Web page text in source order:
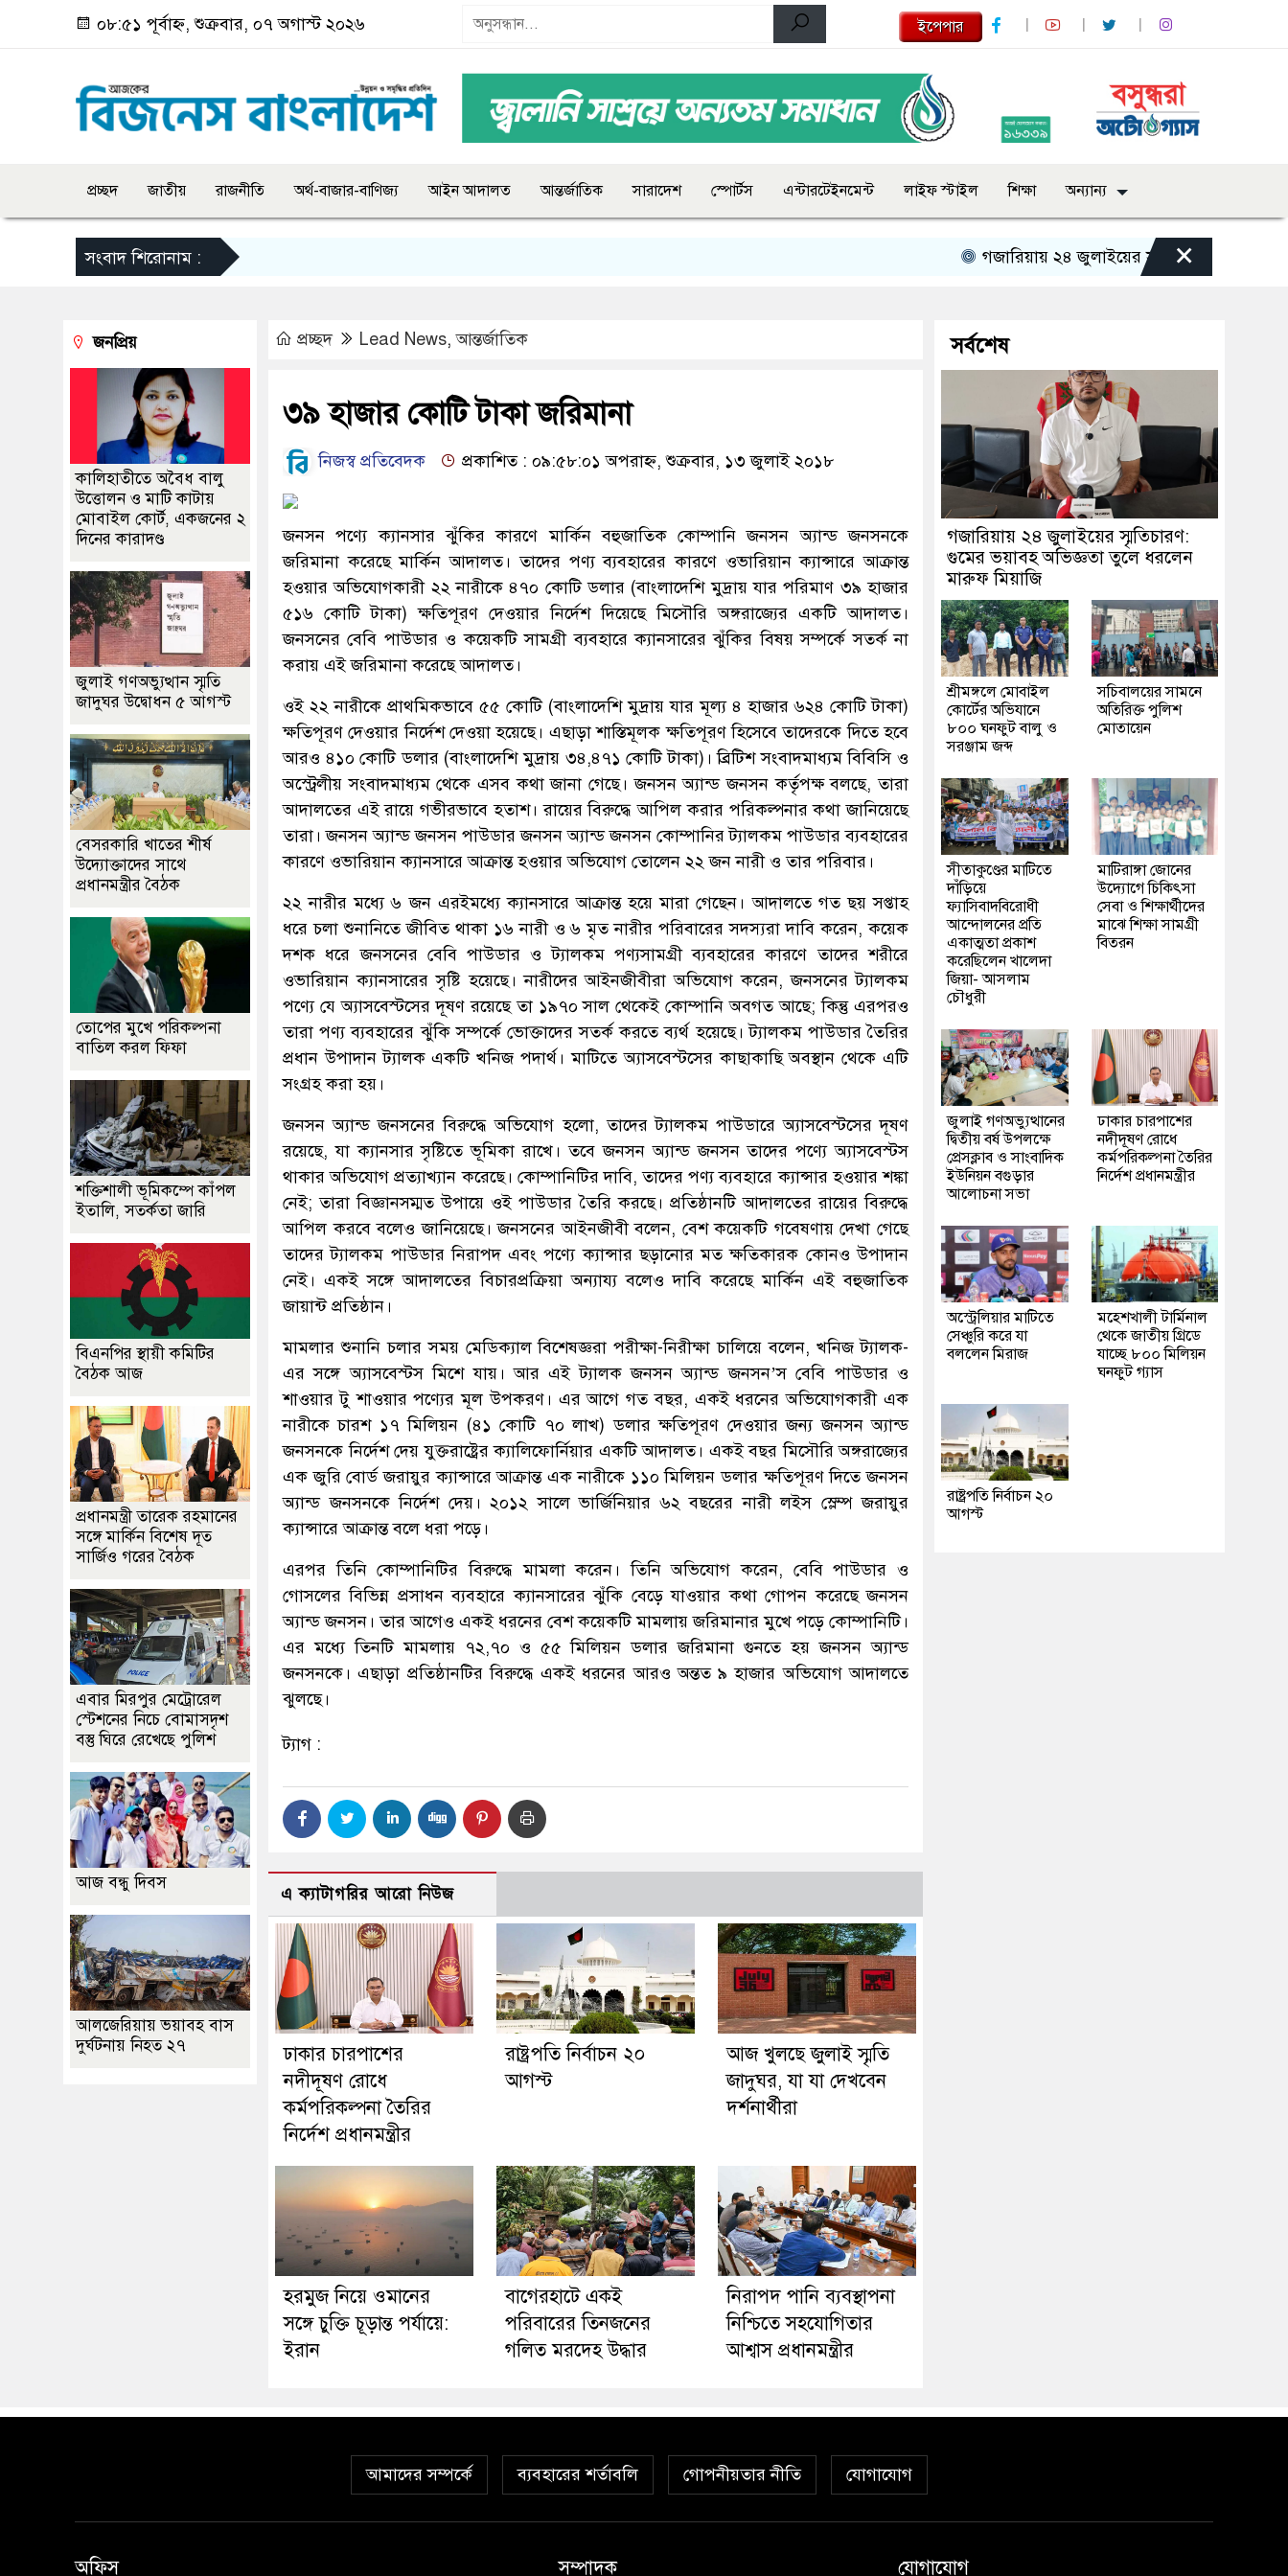
০৮:৫১ পূর্বাহ্ন, শুক্রবার, ০৭ অগাস্ট ২০২৬ ইপেপার
প্রচ্ছদ জাতীয় রাজনীতি অর্থ-বাজার-বাণিজ্য আইন আদালত আন্তর্জাতিক সারাদেশ স্পোর্টস এন্টারটেইনমেন্ট লাইফ স্টাইল শিক্ষা অন্যান্য
সংবাদ শিরোনাম : গজারিয়ায় ২৪ জুলাইয়ের স্মৃতিচারণ: গুমের ভয়াবহ
×
প্রচ্ছদ Lead News,আন্তর্জাতিক
৩৯ হাজার কোটি টাকা জরিমানা
নিজস্ব প্রতিবেদক প্রকাশিত : ০৯:৫৮:০১ অপরাহ্ন, শুক্রবার, ১৩ জুলাই ২০১৮
জনসন পণ্যে ক্যানসার ঝুঁকির কারণে মার্কিন বহুজাতিক কোম্পানি জনসন অ্যান্ড জনসনকে
জরিমানা করেছে মার্কিন আদালত। তাদের পণ্য ব্যবহারের কারণে ওভারিয়ান ক্যান্সারে আক্রান্ত
হওয়ার অভিযোগকারী ২২ নারীকে ৪৭০ কোটি ডলার (বাংলাদেশি মুদ্রায় যার পরিমাণ ৩৯ হাজার
৫১৬ কোটি টাকা) ক্ষতিপূরণ দেওয়ার নির্দেশ দিয়েছে মিসৌরি অঙ্গরাজ্যের একটি আদালত।
জনসনের বেবি পাউডার ও কয়েকটি সামগ্রী ব্যবহারে ক্যানসারের ঝুঁকির বিষয় সম্পর্কে সতর্ক না
করায় এই জরিমানা করেছে আদালত।
ওই ২২ নারীকে প্রাথমিকভাবে ৫৫ কোটি (বাংলাদেশি মুদ্রায় যার মূল্য ৪ হাজার ৬২৪ কোটি টাকা)
ক্ষতিপূরণ দেওয়ার নির্দেশ দেওয়া হয়েছে। এছাড়া শাস্তিমূলক ক্ষতিপূরণ হিসেবে তাদেরকে দিতে হবে
আরও ৪১০ কোটি ডলার (বাংলাদেশি মুদ্রায় ৩৪,৪৭১ কোটি টাকা)। ব্রিটিশ সংবাদমাধ্যম বিবিসি ও
অস্ট্রেলীয় সংবাদমাধ্যম থেকে এসব কথা জানা গেছে। জনসন অ্যান্ড জনসন কর্তৃপক্ষ বলছে, তারা
আদালতের এই রায়ে গভীরভাবে হতাশ। রায়ের বিরুদ্ধে আপিল করার পরিকল্পনার কথা জানিয়েছে
তারা। জনসন অ্যান্ড জনসন পাউডার জনসন অ্যান্ড জনসন কোম্পানির ট্যালকম পাউডার ব্যবহারের
কারণে ওভারিয়ান ক্যানসারে আক্রান্ত হওয়ার অভিযোগ তোলেন ২২ জন নারী ও তার পরিবার।
২২ নারীর মধ্যে ৬ জন এরইমধ্যে ক্যানসারে আক্রান্ত হয়ে মারা গেছেন। আদালতে গত ছয় সপ্তাহ
ধরে চলা শুনানিতে জীবিত থাকা ১৬ নারী ও ৬ মৃত নারীর পরিবারের সদস্যরা দাবি করেন, কয়েক
দশক ধরে জনসনের বেবি পাউডার ও ট্যালকম পণ্যসামগ্রী ব্যবহারের কারণে তাদের শরীরে
ওভারিয়ান ক্যানসারের সৃষ্টি হয়েছে। নারীদের আইনজীবীরা অভিযোগ করেন, জনসনের ট্যালকম
পণ্যে যে অ্যাসবেস্টসের দূষণ রয়েছে তা ১৯৭০ সাল থেকেই কোম্পানি অবগত আছে; কিন্তু এরপরও
তারা পণ্য ব্যবহারের ঝুঁকি সম্পর্কে ভোক্তাদের সতর্ক করতে ব্যর্থ হয়েছে। ট্যালকম পাউডার তৈরির
প্রধান উপাদান ট্যালক একটি খনিজ পদার্থ। মাটিতে অ্যাসবেস্টসের কাছাকাছি অবস্থান থেকে এটি
সংগ্রহ করা হয়।
জনসন অ্যান্ড জনসনের বিরুদ্ধে অভিযোগ হলো, তাদের ট্যালকম পাউডারে অ্যাসবেস্টসের দূষণ
রয়েছে, যা ক্যানসার সৃষ্টিতে ভূমিকা রাখে। তবে জনসন অ্যান্ড জনসন তাদের পণ্যে অ্যাসবেস্টস
থাকার অভিযোগ প্রত্যাখ্যান করেছে। কোম্পানিটির দাবি, তাদের পণ্য ব্যবহারে ক্যান্সার হওয়ার শঙ্কা
নেই; তারা বিজ্ঞানসম্মত উপায়ে ওই পাউডার তৈরি করছে। প্রতিষ্ঠানটি আদালতের রায়ের বিরুদ্ধে
আপিল করবে বলেও জানিয়েছে। জনসনের আইনজীবী বলেন, বেশ কয়েকটি গবেষণায় দেখা গেছে
তাদের ট্যালকম পাউডার নিরাপদ এবং পণ্যে ক্যান্সার ছড়ানোর মত ক্ষতিকারক কোনও উপাদান
নেই। একই সঙ্গে আদালতের বিচারপ্রক্রিয়া অন্যায্য বলেও দাবি করেছে মার্কিন এই বহুজাতিক
জায়ান্ট প্রতিষ্ঠান।
মামলার শুনানি চলার সময় মেডিক্যাল বিশেষজ্ঞরা পরীক্ষা-নিরীক্ষা চালিয়ে বলেন, খনিজ ট্যালক-
এর সঙ্গে অ্যাসবেস্টস মিশে যায়। আর এই ট্যালক জনসন অ্যান্ড জনসন’স বেবি পাউডার ও
শাওয়ার টু শাওয়ার পণ্যের মূল উপকরণ। এর আগে গত বছর, একই ধরনের অভিযোগকারী এক
নারীকে চারশ ১৭ মিলিয়ন (৪১ কোটি ৭০ লাখ) ডলার ক্ষতিপূরণ দেওয়ার জন্য জনসন অ্যান্ড
জনসনকে নির্দেশ দেয় যুক্তরাষ্ট্রের ক্যালিফোর্নিয়ার একটি আদালত। একই বছর মিসৌরি অঙ্গরাজ্যের
এক জুরি বোর্ড জরায়ুর ক্যান্সারে আক্রান্ত এক নারীকে ১১০ মিলিয়ন ডলার ক্ষতিপূরণ দিতে জনসন
অ্যান্ড জনসনকে নির্দেশ দেয়। ২০১২ সালে ভার্জিনিয়ার ৬২ বছরের নারী লইস স্লেম্প জরায়ুর
ক্যান্সারে আক্রান্ত বলে ধরা পড়ে।
এরপর তিনি কোম্পানিটির বিরুদ্ধে মামলা করেন। তিনি অভিযোগ করেন, বেবি পাউডার ও
গোসলের বিভিন্ন প্রসাধন ব্যবহারে ক্যানসারের ঝুঁকি বেড়ে যাওয়ার কথা গোপন করেছে জনসন
অ্যান্ড জনসন। তার আগেও একই ধরনের বেশ কয়েকটি মামলায় জরিমানার মুখে পড়ে কোম্পানিটি।
এর মধ্যে তিনটি মামলায় ৭২,৭০ ও ৫৫ মিলিয়ন ডলার জরিমানা গুনতে হয় জনসন অ্যান্ড
জনসনকে। এছাড়া প্রতিষ্ঠানটির বিরুদ্ধে একই ধরনের আরও অন্তত ৯ হাজার অভিযোগ আদালতে
ঝুলছে।
ট্যাগ :
এ ক্যাটাগরির আরো নিউজ
ঢাকার চারপাশের
নদীদূষণ রোধে
কর্মপরিকল্পনা তৈরির
নির্দেশ প্রধানমন্ত্রীর
রাষ্ট্রপতি নির্বাচন ২০
আগস্ট
আজ খুলছে জুলাই স্মৃতি
জাদুঘর, যা যা দেখবেন
দর্শনার্থীরা
হরমুজ নিয়ে ওমানের
সঙ্গে চুক্তি চূড়ান্ত পর্যায়ে:
ইরান
‎বাগেরহাটে একই
পরিবারের তিনজনের
গলিত মরদেহ উদ্ধার
নিরাপদ পানি ব্যবস্থাপনা
নিশ্চিতে সহযোগিতার
আশ্বাস প্রধানমন্ত্রীর
জনপ্রিয়
কালিহাতীতে অবৈধ বালু
উত্তোলন ও মাটি কাটায়
মোবাইল কোর্ট, একজনের ২
দিনের কারাদণ্ড
জুলাই গণঅভ্যুত্থান স্মৃতি
জাদুঘর উদ্বোধন ৫ আগস্ট
বেসরকারি খাতের শীর্ষ
উদ্যোক্তাদের সাথে
প্রধানমন্ত্রীর বৈঠক
তোপের মুখে পরিকল্পনা
বাতিল করল ফিফা
শক্তিশালী ভূমিকম্পে কাঁপল
ইতালি, সতর্কতা জারি
বিএনপির স্থায়ী কমিটির
বৈঠক আজ
প্রধানমন্ত্রী তারেক রহমানের
সঙ্গে মার্কিন বিশেষ দূত
সার্জিও গরের বৈঠক
এবার মিরপুর মেট্রোরেল
স্টেশনের নিচে বোমাসদৃশ
বস্তু ঘিরে রেখেছে পুলিশ
আজ বন্ধু দিবস
আলজেরিয়ায় ভয়াবহ বাস
দুর্ঘটনায় নিহত ২৭
সর্বশেষ
গজারিয়ায় ২৪ জুলাইয়ের স্মৃতিচারণ:
গুমের ভয়াবহ অভিজ্ঞতা তুলে ধরলেন
মারুফ মিয়াজি
শ্রীমঙ্গলে মোবাইল
কোর্টের অভিযানে
৮০০ ঘনফুট বালু ও
সরঞ্জাম জব্দ
সচিবালয়ের সামনে
অতিরিক্ত পুলিশ
মোতায়েন
সীতাকুণ্ডের মাটিতে
দাঁড়িয়ে
ফ্যাসিবাদবিরোধী
আন্দোলনের প্রতি
একাত্মতা প্রকাশ
করেছিলেন খালেদা
জিয়া- আসলাম
চৌধুরী
মাটিরাঙ্গা জোনের
উদ্যোগে চিকিৎসা
সেবা ও শিক্ষার্থীদের
মাঝে শিক্ষা সামগ্রী
বিতরন
জুলাই গণঅভ্যুত্থানের
দ্বিতীয় বর্ষ উপলক্ষে
প্রেসক্লাব ও সাংবাদিক
ইউনিয়ন বগুড়ার
আলোচনা সভা
ঢাকার চারপাশের
নদীদূষণ রোধে
কর্মপরিকল্পনা তৈরির
নির্দেশ প্রধানমন্ত্রীর
অস্ট্রেলিয়ার মাটিতে
সেঞ্চুরি করে যা
বললেন মিরাজ
মহেশখালী টার্মিনাল
থেকে জাতীয় গ্রিডে
যাচ্ছে ৮০০ মিলিয়ন
ঘনফুট গ্যাস
রাষ্ট্রপতি নির্বাচন ২০
আগস্ট
আমাদের সম্পর্কে ব্যবহারের শর্তাবলি গোপনীয়তার নীতি যোগাযোগ
অফিস সম্পাদক যোগাযোগ